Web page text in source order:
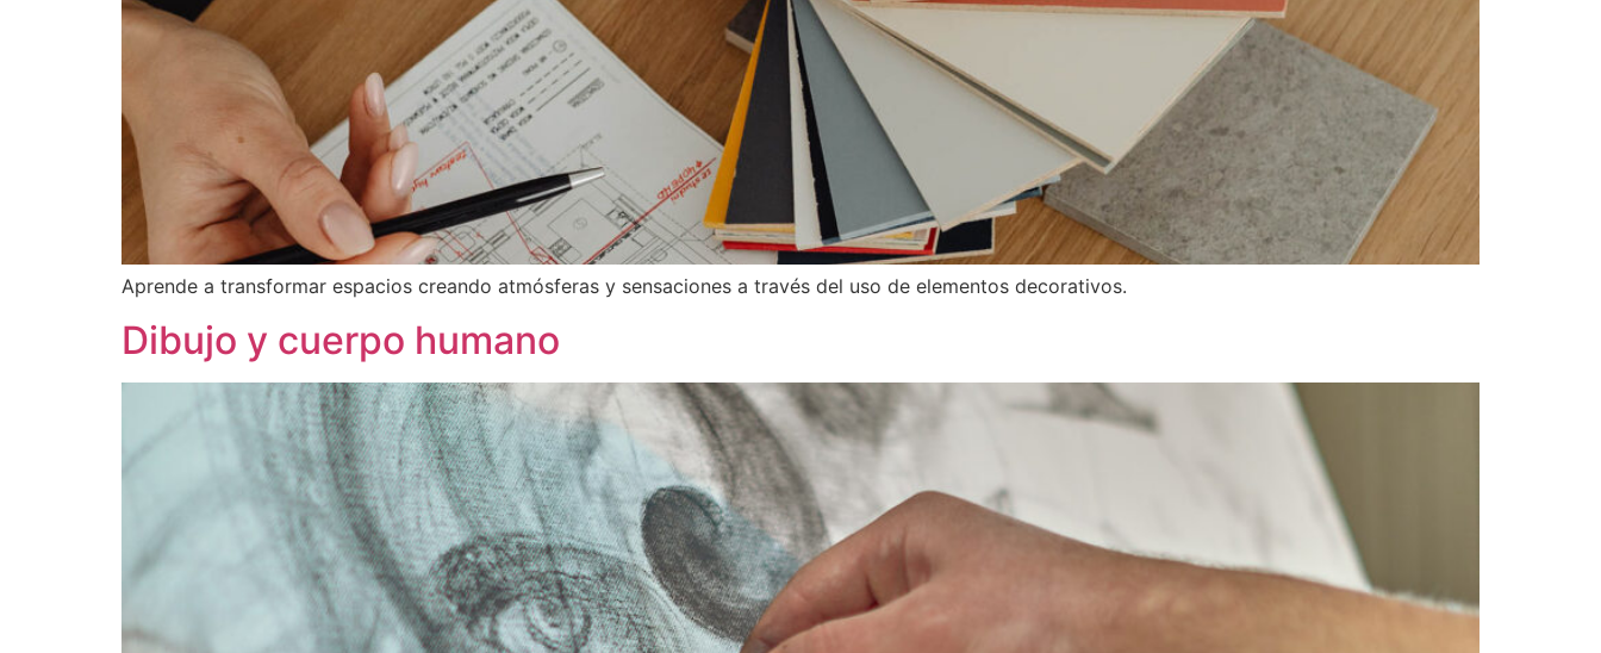
Aprende a transformar espacios creando atmósferas y sensaciones a través del uso de elementos decorativos.
Dibujo y cuerpo humano